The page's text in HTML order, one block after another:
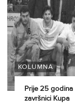
KOLUMNA
Prije 25 godina
završnici Kupa